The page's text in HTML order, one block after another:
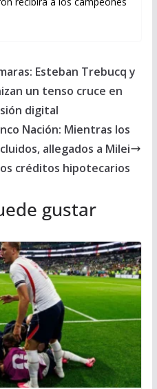
Esteban Trebucq y
un tenso cruce en
digital
Nación: Mientras los
allegados a Milei
créditos hipotecarios
gustar